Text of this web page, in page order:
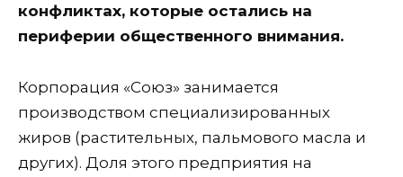
конфликтах, которые остались на
периферии общественного внимания.
Корпорация «Союз» занимается
производством специализированных
жиров (растительных, пальмового масла и
других). Доля этого предприятия на